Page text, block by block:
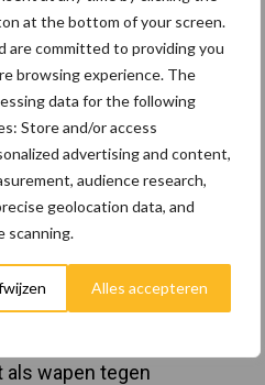
at the bottom of your screen.
are committed to providing you
browsing experience. The
data for the following
Store and/or access
advertising and content,
audience research,
geolocation data, and
scanning.
Alles accepteren
publiceert
Landbouwnormen 2025
tips om je voor te
op mogelijke uitval van het
groeit door,
vlakt af
als wapen tegen